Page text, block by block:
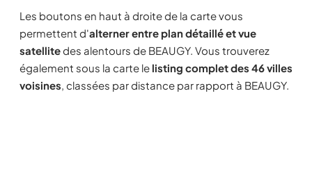
Les boutons en haut à droite de la carte vous
permettent d'alterner entre plan détaillé et vue
satellitedes alentours de BEAUGY. Vous trouverez
également sous la carte le listing complet des 46 villes
voisines, classées par distance par rapport à BEAUGY.